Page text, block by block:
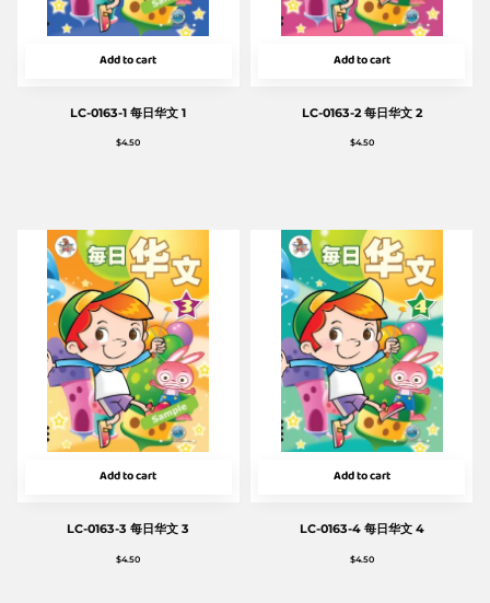
Add to cart
LC-0163-1 每日华文 1
$4.50
Add to cart
LC-0163-2 每日华文 2
$4.50
Add to cart
LC-0163-3 每日华文 3
$4.50
Add to cart
LC-0163-4 每日华文 4
$4.50